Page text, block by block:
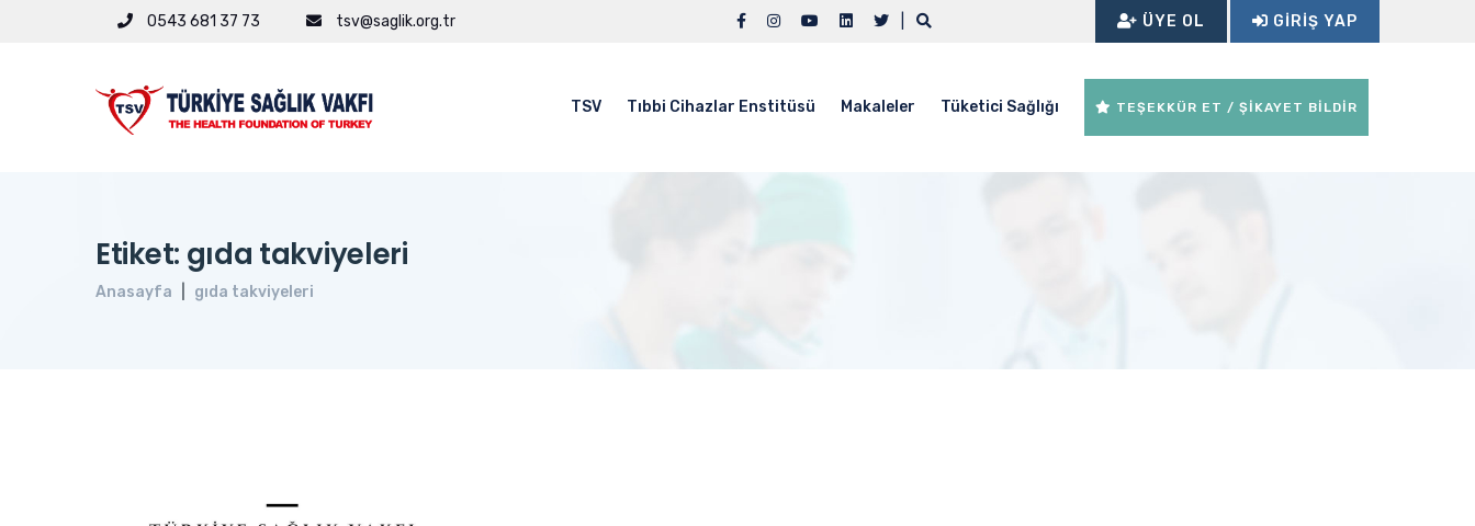
0543 681 37 73 tsv@saglik.org.tr ÜYE OL GIRIŞ YAP
TSV Tıbbi Cihazlar Enstitüsü Makaleler Tüketici Sağlığı TEŞEKKÜR ET / ŞİKAYET BİLDİR
Etiket: gıda takviyeleri
Anasayfa gıda takviyeleri